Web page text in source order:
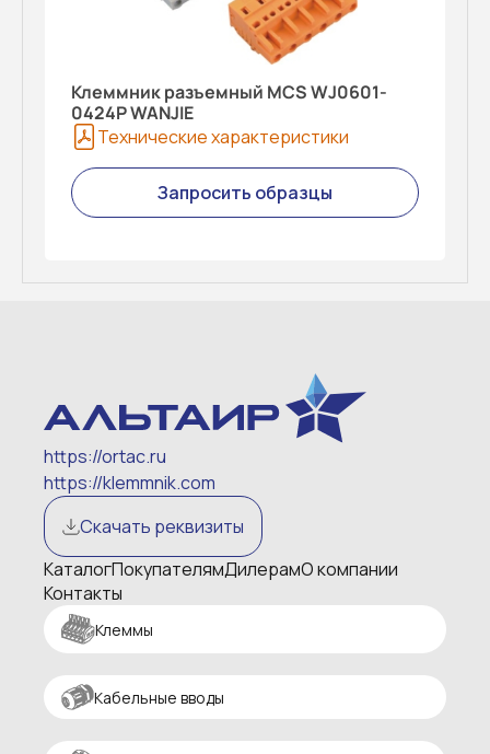
Клеммник разъемный MCS WJ0601-
0424P WANJIE
Технические характеристики
Запросить образцы
https://ortac.ru
https://klemmnik.com
Скачать реквизиты
КаталогПокупателямДилерамО компании
Контакты
Клеммы
Кабельные вводы